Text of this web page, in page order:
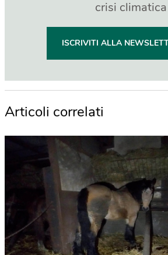
crisi climatica
ISCRIVITI ALLA
Articoli correlati